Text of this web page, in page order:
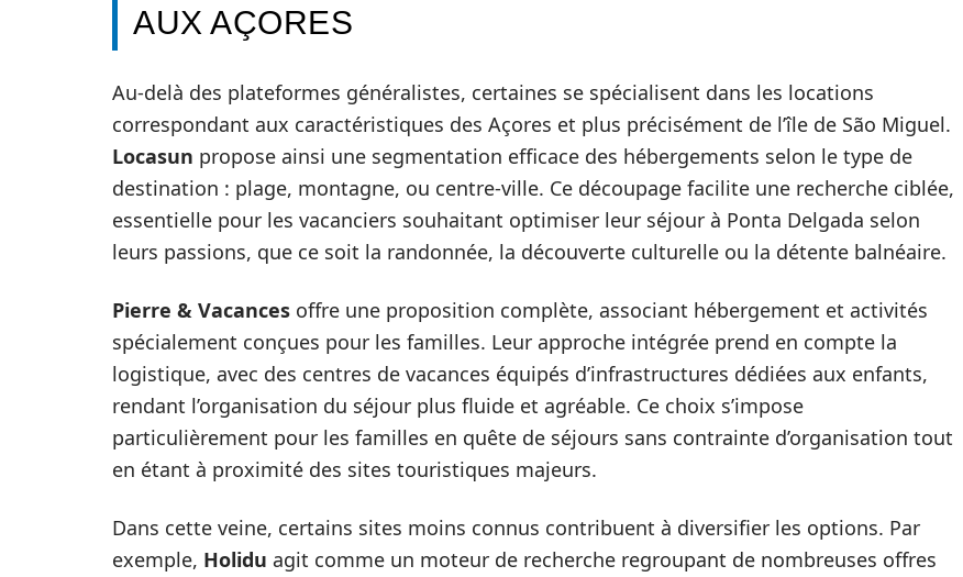
AUX AÇORES
Au-delà des plateformes généralistes, certaines se spécialisent dans les locations
correspondant aux caractéristiques des Açores et plus précisément de l’île de São Miguel.
Locasun propose ainsi une segmentation efficace des hébergements selon le type de
destination : plage, montagne, ou centre-ville. Ce découpage facilite une recherche ciblée,
essentielle pour les vacanciers souhaitant optimiser leur séjour à Ponta Delgada selon
leurs passions, que ce soit la randonnée, la découverte culturelle ou la détente balnéaire.
Pierre & Vacances offre une proposition complète, associant hébergement et activités
spécialement conçues pour les familles. Leur approche intégrée prend en compte la
logistique, avec des centres de vacances équipés d’infrastructures dédiées aux enfants,
rendant l’organisation du séjour plus fluide et agréable. Ce choix s’impose
particulièrement pour les familles en quête de séjours sans contrainte d’organisation tout
en étant à proximité des sites touristiques majeurs.
Dans cette veine, certains sites moins connus contribuent à diversifier les options. Par
exemple, Holidu agit comme un moteur de recherche regroupant de nombreuses offres